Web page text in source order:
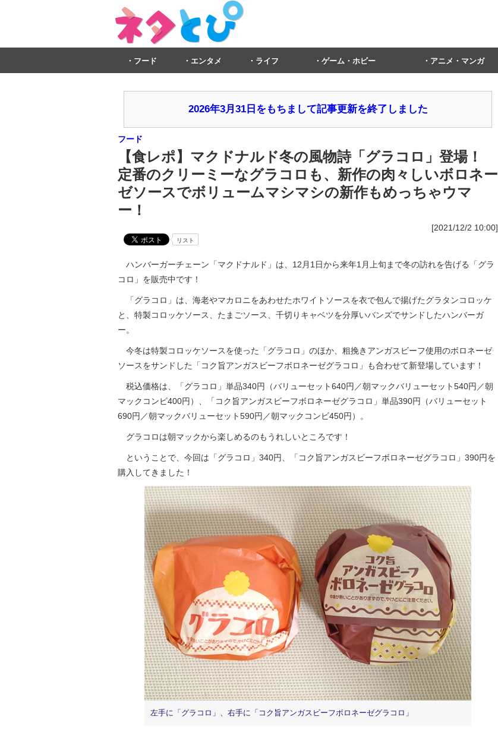
フード エンタメ ライフ ゲーム・ホビー アニメ・マンガ
2026年3月31日をもちまして記事更新を終了しました
フード
【食レポ】マクドナルド冬の風物詩「グラコロ」登場！
定番のクリーミーなグラコロも、新作の肉々しいボロネー
ゼソースでボリュームマシマシの新作もめっちゃウマ
ー！
[2021/12/2 10:00]
リスト
ハンバーガーチェーン「マクドナルド」は、12月1日から来年1月上旬まで冬の訪れを告げる「グラ
コロ」を販売中です！
「グラコロ」は、海老やマカロニをあわせたホワイトソースを衣で包んで揚げたグラタンコロッケ
と、特製コロッケソース、たまごソース、千切りキャベツを分厚いバンズでサンドしたハンバーガ
ー。
今冬は特製コロッケソースを使った「グラコロ」のほか、粗挽きアンガスビーフ使用のボロネーゼ
ソースをサンドした「コク旨アンガスビーフボロネーゼグラコロ」も合わせて新登場しています！
税込価格は、「グラコロ」単品340円（バリューセット640円／朝マックバリューセット540円／朝
マックコンビ400円）、「コク旨アンガスビーフボロネーゼグラコロ」単品390円（バリューセット
690円／朝マックバリューセット590円／朝マックコンビ450円）。
グラコロは朝マックから楽しめるのもうれしいところです！
ということで、今回は「グラコロ」340円、「コク旨アンガスビーフボロネーゼグラコロ」390円を
購入してきました！
左手に「グラコロ」、右手に「コク旨アンガスビーフボロネーゼグラコロ」